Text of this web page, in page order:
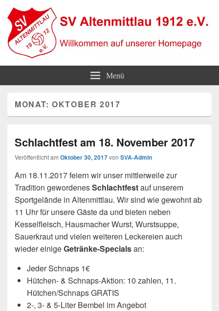
SV Altenmittlau 1912
Menü
MONAT:OKTOBER 2017
Schlachtfest am 18. November 2017
Veröffentlicht am Oktober 30, 2017von SVA-Admin
Am 18.11.2017 feiern wir unser mittlerweile zur
Tradition gewordenesSchlachtfestauf unserem
Sportgelände in Altenmittlau. Wir sind wie gewohnt ab
11 Uhr für unsere Gäste da und bieten neben
Kesselfleisch, Hausmacher Wurst, Wurstsuppe,
Sauerkraut und vielen weiteren Leckereien auch
wieder einigeGetränke-Specialsan:
Jeder Schnaps 1€
Hütchen- & Schnaps-Aktion: 10 zahlen, 11.
Hütchen/Schnaps GRATIS
2-, 3- & 5-Liter Bembel im Angebot